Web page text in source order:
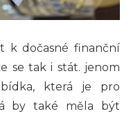
k dočasné finanční
se tak i stát. jenom
která je pro
by také měla být